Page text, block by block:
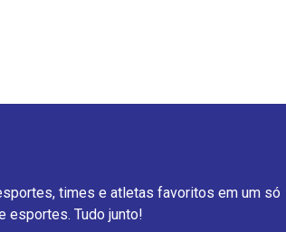
times e atletas favoritos em um só
esportes. Tudo junto!